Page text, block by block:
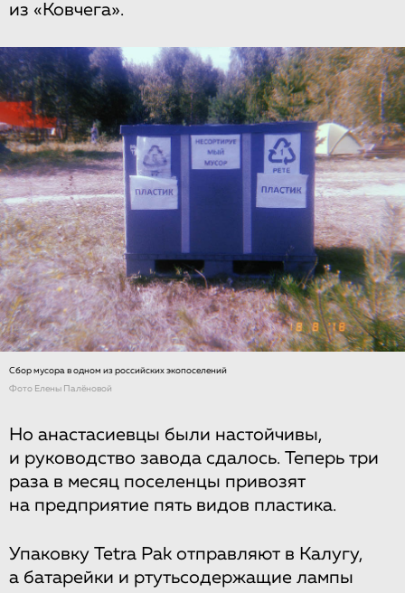
из «Ковчега».
Сбор мусора в одном из российских экопоселений
Фото Елены Палёновой
Но анастасиевцы были настойчивы,
и руководство завода сдалось. Теперь три
раза в месяц поселенцы привозят
на предприятие пять видов пластика.
Упаковку Tetra Pak отправляют в Калугу,
а батарейки и ртутьсодержащие лампы